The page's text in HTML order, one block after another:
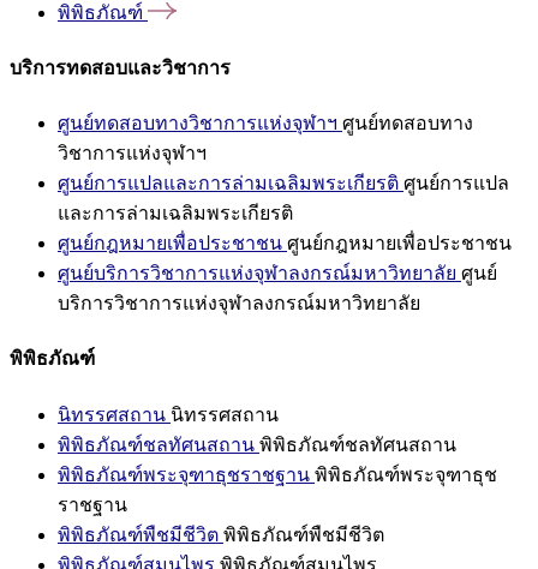
พิพิธภัณฑ์
บริการทดสอบและวิชาการ
ศูนย์ทดสอบทางวิชาการแห่งจุฬาฯ ศูนย์ทดสอบทาง
วิชาการแห่งจุฬาฯ
ศูนย์การแปลและการล่ามเฉลิมพระเกียรติ ศูนย์การแปล
และการล่ามเฉลิมพระเกียรติ
ศูนย์กฎหมายเพื่อประชาชน ศูนย์กฎหมายเพื่อประชาชน
ศูนย์บริการวิชาการแห่งจุฬาลงกรณ์มหาวิทยาลัย ศูนย์
บริการวิชาการแห่งจุฬาลงกรณ์มหาวิทยาลัย
พิพิธภัณฑ์
นิทรรศสถาน นิทรรศสถาน
พิพิธภัณฑ์ชลทัศนสถาน พิพิธภัณฑ์ชลทัศนสถาน
พิพิธภัณฑ์พระจุฑาธุชราชฐาน พิพิธภัณฑ์พระจุฑาธุช
ราชฐาน
พิพิธภัณฑ์พืชมีชีวิต พิพิธภัณฑ์พืชมีชีวิต
พิพิธภัณฑ์สมุนไพร พิพิธภัณฑ์สมุนไพร